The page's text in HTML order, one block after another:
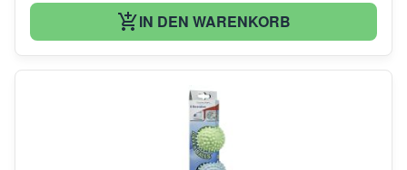
IN DEN WARENKORB